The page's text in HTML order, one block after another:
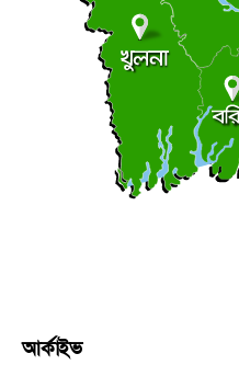
লালমোহনে ফেয়ার
বৃহস্পতিবার ● ৬ আগস্ট ২০২৬
আর্কাইভ